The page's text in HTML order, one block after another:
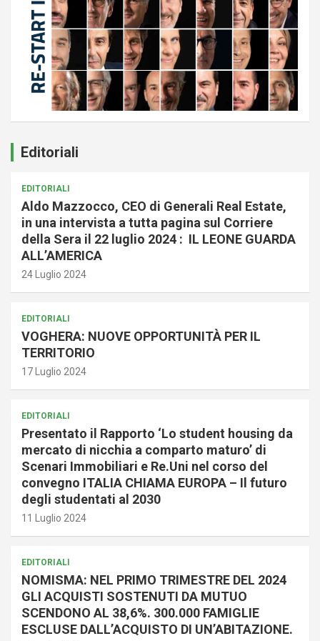
Editoriali
EDITORIALI
Aldo Mazzocco, CEO di Generali Real Estate,
in una intervista a tutta pagina sul Corriere
della Sera il 22 luglio 2024 : IL LEONE GUARDA
ALL’AMERICA
24 Luglio 2024
EDITORIALI
VOGHERA: NUOVE OPPORTUNITÀ PER IL
TERRITORIO
17 Luglio 2024
EDITORIALI
Presentato il Rapporto ‘Lo student housing da
mercato di nicchia a comparto maturo’ di
Scenari Immobiliari e Re.Uni nel corso del
convegno ITALIA CHIAMA EUROPA – Il futuro
degli studentati al 2030
11 Luglio 2024
EDITORIALI
NOMISMA: NEL PRIMO TRIMESTRE DEL 2024
GLI ACQUISTI SOSTENUTI DA MUTUO
SCENDONO AL 38,6%. 300.000 FAMIGLIE
ESCLUSE DALL’ACQUISTO DI UN’ABITAZIONE.